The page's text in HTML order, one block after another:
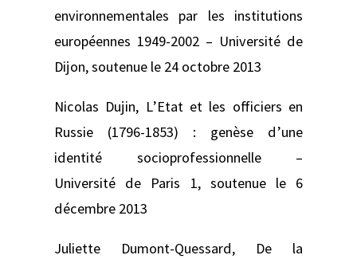
environnementales par les institutions
européennes 1949-2002 – Université de
Dijon, soutenue le 24 octobre 2013
Nicolas Dujin, L’Etat et les officiers en
Russie (1796-1853) : genèse d’une
identité socioprofessionnelle–
Université de Paris 1, soutenue le 6
décembre 2013
Juliette Dumont-Quessard, De la